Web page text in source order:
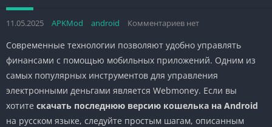
11.05.2025 APKMod android Комментариев нет
Современные технологии позволяют удобно управлять
финансами с помощью мобильных приложений. Одним из
самых популярных инструментов для управления
электронными деньгами является Webmoney. Если вы
хотите скачать последнюю версию кошелька на Android
на русском языке, следуйте простым шагам, описанным